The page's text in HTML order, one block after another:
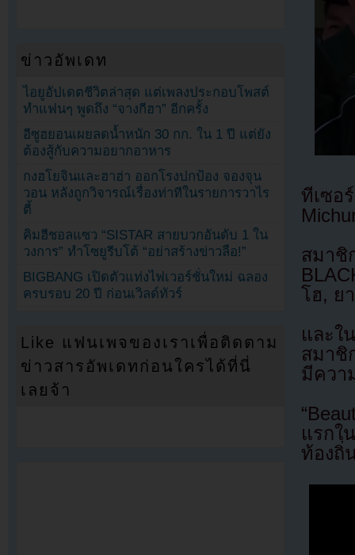
ทีเซอ
สมา
โฮ, ย
และใ
สมาชิ
มีควา
แรกใ
ท้องถิ่
ข่าวอัพเดท
ไอยูอัปเดตชีวิตล่าสุด แต่เพลงประกอบโพสต์
ทำแฟนๆ พูดถึง “จางกีฮา” อีกครั้ง
อีซูฮยอนเผยลดน้ำหนัก 30 กก. ใน 1 ปี แต่ยัง
ต้องสู้กับความอยากอาหาร
กงฮโยจินและฮาฮ่า ออกโรงปกป้อง จองจุน
วอน หลังถูกวิจารณ์เรื่องท่าทีในรายการวาไร
ตี้
คิมฮีชอลแซว “SISTAR สายบวกอันดับ 1 ใน
วงการ” ทำโซยูรีบโต้ “อย่าสร้างข่าวลือ!”
BIGBANG เปิดตัวแท่งไฟเวอร์ชั่นใหม่ ฉลอง
ครบรอบ 20 ปี ก่อนเวิลด์ทัวร์
Like แฟนเพจของเราเพื่อติดตาม
ข่าวสารอัพเดทก่อนใครได้ที่นี่
เลยจ้า